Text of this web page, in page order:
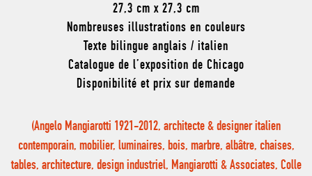
27,3 cm x 27,3 cm
Nombreuses illustrations en couleurs
Texte bilingue anglais / italien
Catalogue de l’exposition de Chicago
Disponibilité et prix sur demande
(Angelo Mangiarotti 1921-2012, architecte & designer italien
contemporain, mobilier, luminaires, bois, marbre, albâtre, chaises,
tables, architecture, design industriel, Mangiarotti & Associates, Colle